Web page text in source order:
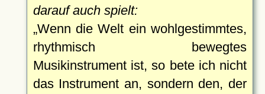
darauf auch spielt:
Wenn die Welt ein wohlgestimmtes,
rhythmisch bewegtes
Musikinstrument ist, so bete ich nicht
das Instrument an, sondern den, der